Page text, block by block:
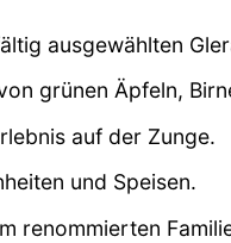
ausgewählten
grünen Äpfeln,
auf der Zunge.
und Speisen.
renommierten